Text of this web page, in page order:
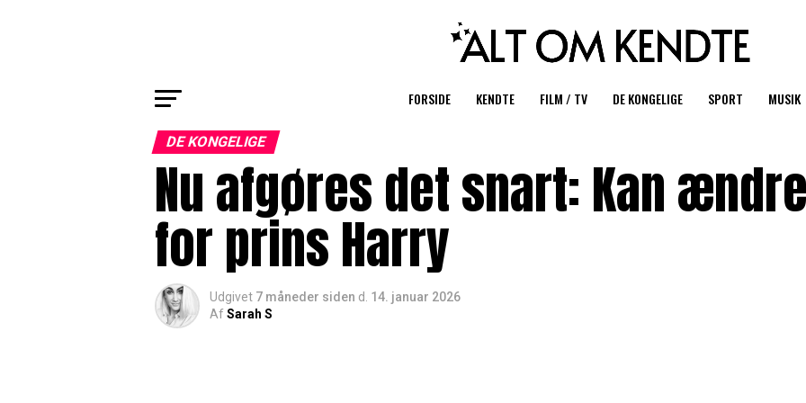
FORSIDE KENDTE FILM / TV DE KONGELIGE SPORT MUSIK
DE KONGELIGE
Nu afgøres det snart: Kan
for prins Harry
Udgivet 7 måneder siden d. 14. januar 2026
AfSarah S